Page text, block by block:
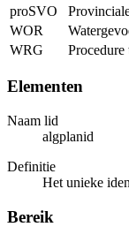
proSVO
WOR
WRG
Elementen
Naam lid
algplanid
Definitie
Het unieke
Bereik